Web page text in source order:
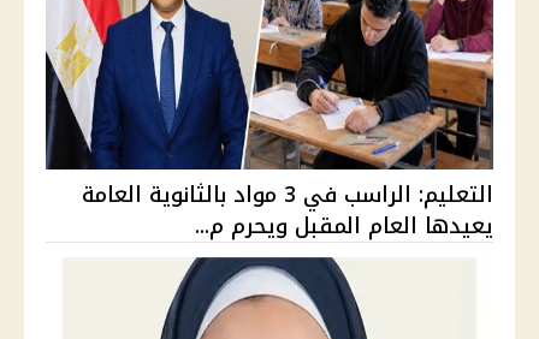
التعليم: الراسب في 3 مواد بالثانوية العامة
يعيدها العام المقبل ويحرم م...